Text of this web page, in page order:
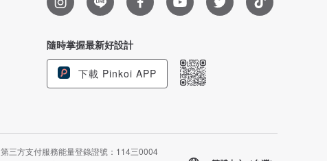
隨時掌握最新好設計
下載 Pinkoi APP
第三方支付服務能量登錄證號：114三0004